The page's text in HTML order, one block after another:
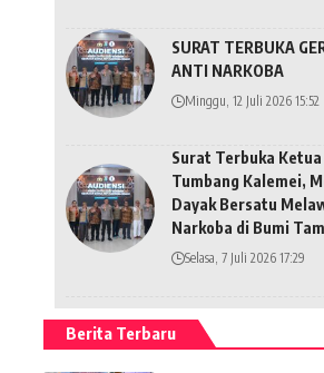
SURAT TERBUKA
ANTI NARKOBA
Minggu, 12 Juli 2026 15:52
Surat Terbuka Ketua
Tumbang Kalemei,
Dayak Bersatu
Narkoba di Bumi
Selasa, 7 Juli 2026 17:29
Berita Terbaru